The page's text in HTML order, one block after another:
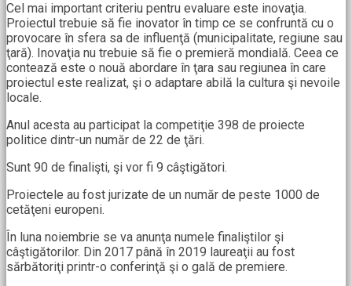
Cel mai important criteriu pentru evaluare este inovaţia.
Proiectul trebuie să fie inovator în timp ce se confruntă cu o
provocare în sfera sa de influenţă (municipalitate, regiune sau
ţară). Inovaţia nu trebuie să fie o premieră mondială. Ceea ce
contează este o nouă abordare în ţara sau regiunea în care
proiectul este realizat, şi o adaptare abilă la cultura şi nevoile
locale.
Anul acesta au participat la competiţie 398 de proiecte
politice dintr-un număr de 22 de ţări.
Sunt 90 de finalişti, şi vor fi 9 câştigători.
Proiectele au fost jurizate de un număr de peste 1000 de
cetăţeni europeni.
În luna noiembrie se va anunţa numele finaliştilor şi
câştigătorilor. Din 2017 până în 2019 laureaţii au fost
sărbătoriţi printr-o conferinţă şi o gală de premiere.